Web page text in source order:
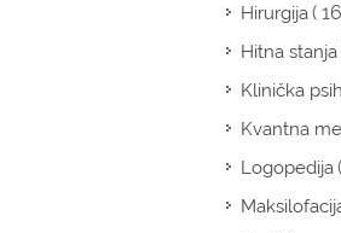
Hirurgija(
Hitna stanja
Klinička
Kvantna
Logopedija